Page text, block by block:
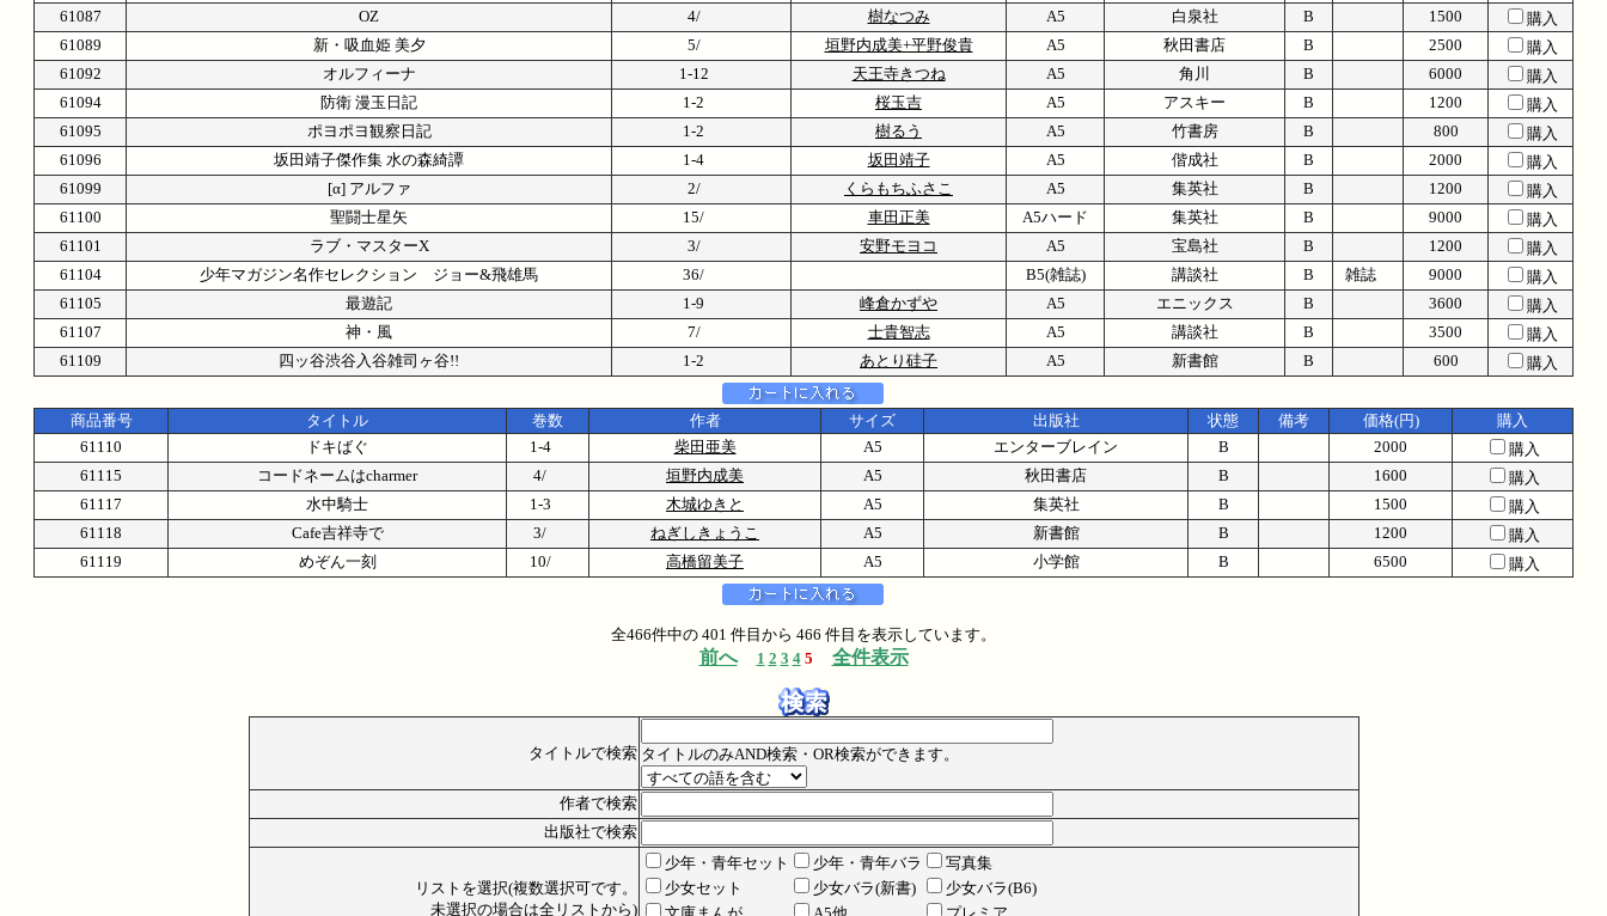
61087
OZ 4/ 樹なつみ A5 白泉社 B 1500
購入
61089
新・吸血姫 美夕 5/ 垣野内成美+平野俊貴 A5 秋田書店 B 2500
購入
61092
オルフィーナ 1-12 天王寺きつね A5 角川 B 6000
購入
61094
防衛 漫玉日記 1-2 桜玉吉 A5 アスキー B 1200
購入
61095
ポヨポヨ観察日記 1-2 樹るう A5 竹書房 B 800
購入
61096
坂田靖子傑作集 水の森綺譚 1-4 坂田靖子 A5 偕成社 B 2000
購入
61099
[α] アルファ 2/ くらもちふさこ A5 集英社 B 1200
購入
61100
聖闘士星矢 15/ 車田正美 A5ハード 集英社 B 9000
購入
61101
ラブ・マスターX 3/ 安野モヨコ A5 宝島社 B 1200
購入
61104
少年マガジン名作セレクション ジョー&飛雄馬 36/ B5(雑誌) 講談社 B 雑誌 9000
購入
61105
最遊記 1-9 峰倉かずや A5 エニックス B 3600
購入
61107
神・風 7/ 士貴智志 A5 講談社 B 3500
購入
61109
四ッ谷渋谷入谷雑司ヶ谷!! 1-2 あとり硅子 A5 新書館 B 600 購入
商品番号 タイトル 巻数 作者 サイズ 出版社 状態 備考 価格(円)
購入
61110
ドキばぐ 1-4 柴田亜美 A5 エンターブレイン B 2000
購入
61115
コードネームはcharmer 4/ 垣野内成美 A5 秋田書店 B 1600
購入
61117
水中騎士 1-3 木城ゆきと A5 集英社 B 1500
購入
61118
Cafe吉祥寺で 3/ ねぎしきょうこ A5 新書館 B 1200
購入
61119
めぞん一刻 10/ 高橋留美子 A5 小学館 B 6500 購入
全466件中の 401 件目から 466 件目を表示しています。
前へ 1 2 3 4 5 全件表示
タイトルで検索 タイトルのみAND検索・OR検索ができます。
作者で検索
出版社で検索
リストを選択(複数選択可です。
未選択の場合は全リストから)
少年・青年セット 少年・青年バラ
写真集
少女セット
少女バラ(新書)
少女バラ(B6)